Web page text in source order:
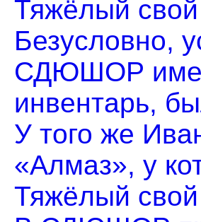
Тяжёлый свой
Безусловно,
СДЮШОР
инвентарь,
У того же
«Алмаз», у
Тяжёлый свой